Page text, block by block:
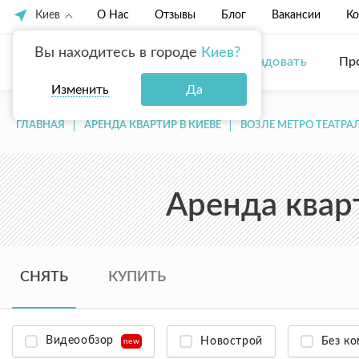
Киев
Вы находитесь в городе Киев?
Изменить Да
О Нас Отзывы Блог Вакансии
Купить Арендовать
ГЛАВНАЯ АРЕНДА КВАРТИР В КИЕВЕ ВОЗЛЕ МЕТРО
Аренда
СНЯТЬ КУПИТЬ
Видеообзор new Новострой Без